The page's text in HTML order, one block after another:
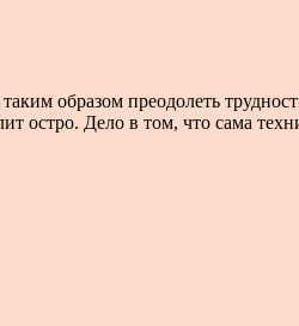
образом преодолеть
остро. Дело в том, что сама